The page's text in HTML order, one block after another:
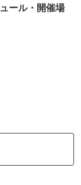
ール・開催場